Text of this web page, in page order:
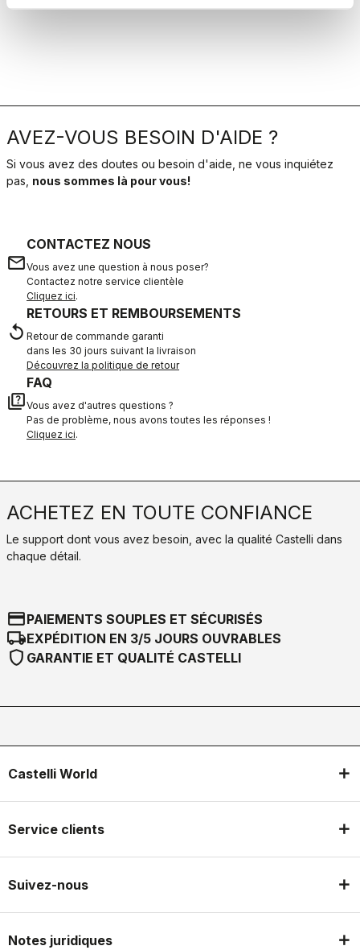
AVEZ-VOUS BESOIN D'AIDE ?
Si vous avez des doutes ou besoin d'aide, ne vous inquiétez
pas, nous sommes là pour vous!
email
CONTACTEZ NOUS
Vous avez une question à nous poser?
Contactez notre service clientèle
Cliquez ici.
replay
RETOURS ET REMBOURSEMENTS
Retour de commande garanti
dans les 30 jours suivant la livraison
Découvrez la politique de retour
quiz
FAQ
Vous avez d'autres questions ?
Pas de problème, nous avons toutes les réponses !
Cliquez ici.
ACHETEZ EN TOUTE CONFIANCE
Le support dont vous avez besoin, avec la qualité Castelli dans
chaque détail.
credit_cardPAIEMENTS SOUPLES ET SÉCURISÉS
local_shippingEXPÉDITION EN 3/5 JOURS OUVRABLES
shield GARANTIE ET QUALITÉ CASTELLI
Castelli World
Service clients
Suivez-nous
Notes juridiques